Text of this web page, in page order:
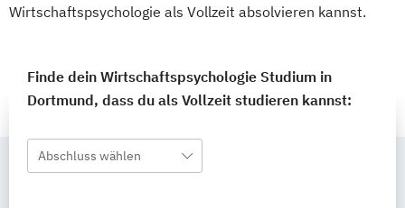
Wirtschaftspsychologie als Vollzeit absolvieren kannst.
Finde dein Wirtschaftspsychologie Studium in
Dortmund, dass du als Vollzeit studieren kannst:
Abschluss wählen